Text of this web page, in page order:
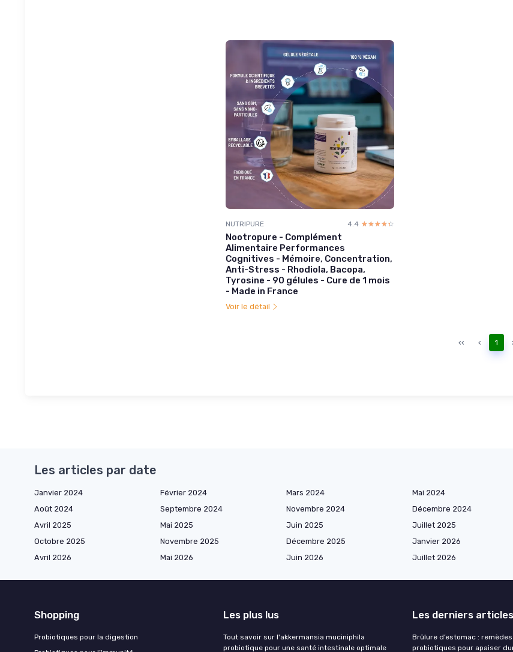
NUTRIPURE 4.4 ☆☆☆☆☆
★★★★★
Nootropure - Complément
Alimentaire Performances
Cognitives - Mémoire, Concentration,
Anti-Stress - Rhodiola, Bacopa,
Tyrosine - 90 gélules - Cure de 1 mois
- Made in France
Voir le détail
‹‹ ‹ 1
Les articles par date
Janvier 2024 Février 2024 Mars 2024 Mai 2024
Août 2024
Septembre 2024 Novembre 2024 Décembre 2024
Avril 2025
Mai 2025 Juin 2025 Juillet 2025
Octobre 2025
Novembre 2025 Décembre 2025 Janvier 2026
Avril 2026
Mai 2026 Juin 2026 Juillet 2026
Shopping
Probiotiques pour la digestion
Les plus lus
Tout savoir sur l'akkermansia muciniphila
probiotique pour une santé intestinale optimale
Les derniers articles
Brûlure d’estomac :
probiotiques pour apaiser